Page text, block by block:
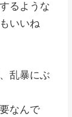
るような
いいね
乱暴にぶ
なんで